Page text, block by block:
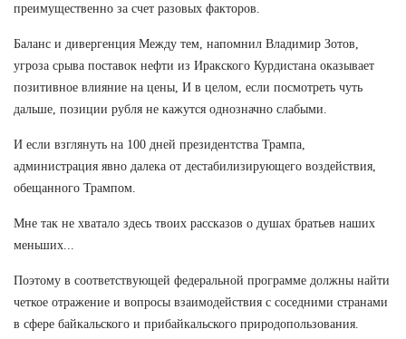
преимущественно за счет разовых факторов.
Баланс и дивергенция Между тем, напомнил Владимир Зотов,
угроза срыва поставок нефти из Иракского Курдистана оказывает
позитивное влияние на цены, И в целом, если посмотреть чуть
дальше, позиции рубля не кажутся однозначно слабыми.
И если взглянуть на 100 дней президентства Трампа,
администрация явно далека от дестабилизирующего воздействия,
обещанного Трампом.
Мне так не хватало здесь твоих рассказов о душах братьев наших
меньших...
Поэтому в соответствующей федеральной программе должны найти
четкое отражение и вопросы взаимодействия с соседними странами
в сфере байкальского и прибайкальского природопользования.